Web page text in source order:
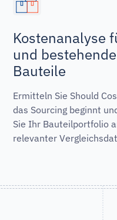
Kostenanalyse
und bestehende
Bauteile
Ermitteln Sie Should
das Sourcing beginnt
Sie Ihr Bauteilportfolio
relevanter